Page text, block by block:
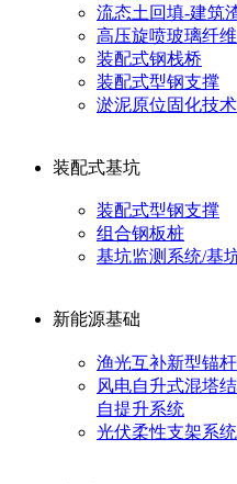
流态土回填-建筑
高压旋喷玻璃纤
装配式钢栈桥
装配式型钢支撑
淤泥原位固化技术
装配式基坑
装配式型钢支撑
组合钢板桩
基坑监测系统/基
新能源基础
渔光互补新型锚
风电自升式混塔
自提升系统
光伏柔性支架系统